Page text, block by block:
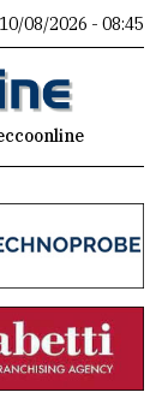
10/08/2026 - 08:45